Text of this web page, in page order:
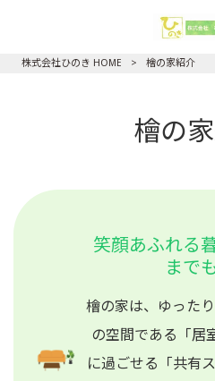
株式会社ひのき HOME > 檜の家紹介
檜の
笑顔あふれる
までも
檜の家は、ゆった
の空間である「居
に過ごせる「共有